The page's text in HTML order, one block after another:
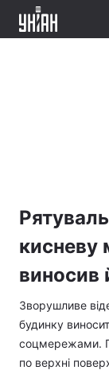
кисневу
виносив
Зворушливе
будинку
соцмережами.
по верхні